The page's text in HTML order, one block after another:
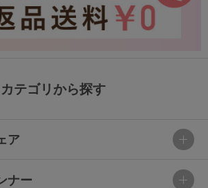
カテゴリから探す
ア
ナー